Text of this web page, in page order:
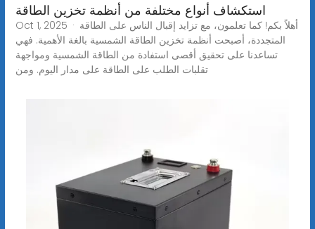
استكشاف أنواع مختلفة من أنظمة تخزين الطاقة
Oct 1, 2025 · أهلاً بكم! كما تعلمون، مع تزايد إقبال الناس على الطاقة
المتجددة، أصبحت أنظمة تخزين الطاقة الشمسية بالغة الأهمية. فهي
تساعدنا على تحقيق أقصى استفادة من الطاقة الشمسية ومواجهة
تقلبات الطلب على الطاقة على مدار اليوم. ومن